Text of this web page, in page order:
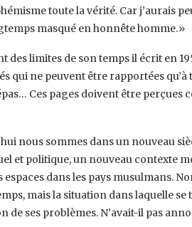
toute la vérité. Car j’aurais
masqué en honnête homme.»‎
des limites de son temps il écrit en
qui ne peuvent être rapportées
Ces pages doivent être ‎perçues
nous sommes dans un nouveau
et politique, un nouveau contexte
espaces dans les pays musulmans.
mais la ‎situation dans laquelle
de ses problèmes. N’avait-il pas